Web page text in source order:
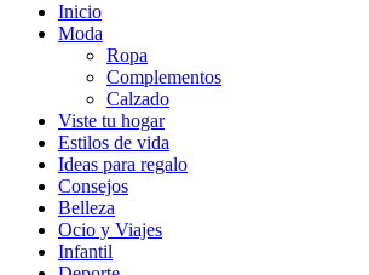
Inicio
Moda
Ropa
Complementos
Calzado
Viste tu hogar
Estilos de vida
Ideas para regalo
Consejos
Belleza
Ocio y Viajes
Infantil